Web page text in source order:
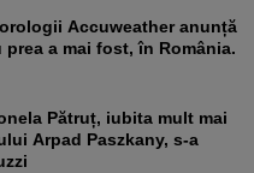
a mai fost, în România.
Arpad Paszkany, s-a